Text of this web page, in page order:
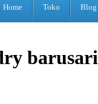
Home Toko Blog
barusari